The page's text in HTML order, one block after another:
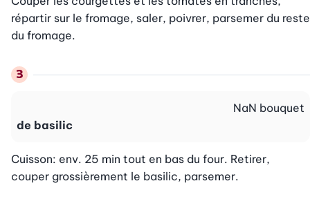
répartir sur le fromage, saler, poivrer, parsemer du reste
du fromage.
de basilic
NaN bouquet
Cuisson: env. 25 min tout en bas du four. Retirer,
couper grossièrement le basilic, parsemer.